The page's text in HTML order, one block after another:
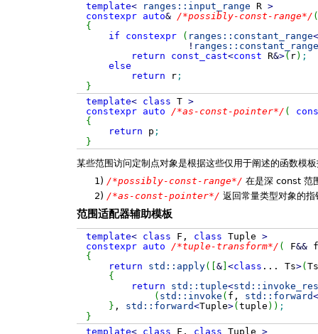
template< ranges:: input_range R >
constexpr
auto& /*possibly-const-range*/ (
{
if
constexpr ( ranges:: constant_range<
! ranges:: constant_range
return
const_cast<const R&>( r) ;
else
return r;
}
template< class T >
constexpr
auto /*as-const-pointer*/ (
{
return p ;
}
某些范围访问定制点对象是根据这些仅用于阐述的函数模
1) /*possibly-const-range*/ 在是深 const 范
2) /*as-const-pointer*/ 返回常量类型对象的指
范围适配器辅助模板
template< class F, class Tuple >
constexpr
auto /*tuple-transform*/ ( F&&f,
{
return
std:: apply( &] <class ... Ts>( Ts
{
return
std:: tuple<std::
( std:: invoke ( f, std:: forward<
} , std:: forward<Tuple>( tuple ) ) ;
}
template< class F, class Tuple >